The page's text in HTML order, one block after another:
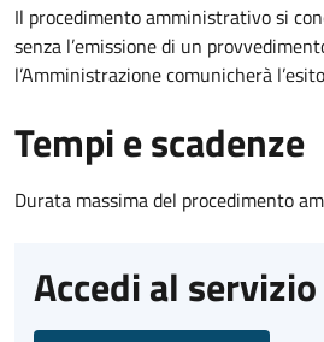
Il procedimento amministrativo si
senza l’emissione di un
l’Amministrazione comunicherà
Tempi e scadenze
Durata massima del procedimento
Accedi al servizio